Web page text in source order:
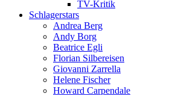
TV-Kritik
Schlagerstars
Andrea Berg
Andy Borg
Beatrice Egli
Florian Silbereisen
Giovanni Zarrella
Helene Fischer
Howard Carpendale